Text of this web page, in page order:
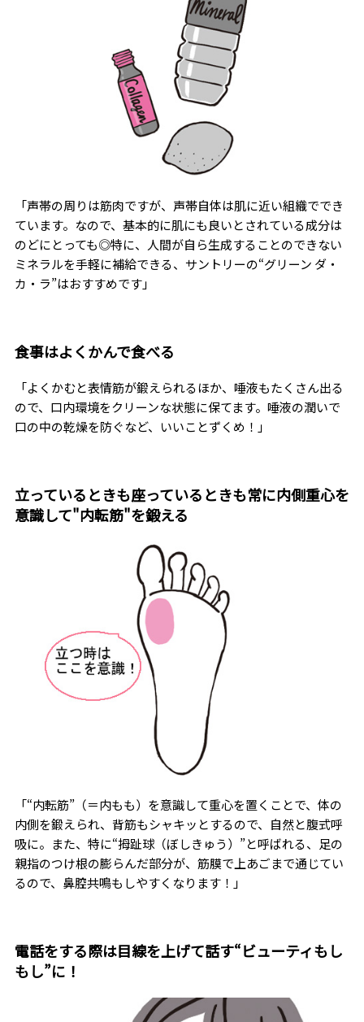
「声帯の周りは筋肉ですが、声帯自体は肌に近い組織ででき
ています。なので、基本的に肌にも良いとされている成分は
のどにとっても◎特に、人間が自ら生成することのできない
ミネラルを手軽に補給できる、サントリーの“グリーン ダ・
カ・ラ”はおすすめです」
食事はよくかんで食べる
「よくかむと表情筋が鍛えられるほか、唾液もたくさん出る
ので、口内環境をクリーンな状態に保てます。唾液の潤いで
口の中の乾燥を防ぐなど、いいことずくめ！」
立っているときも座っているときも常に内側重心を
意識して"内転筋"を鍛える
「“内転筋”（＝内もも）を意識して重心を置くことで、体の
内側を鍛えられ、背筋もシャキッとするので、自然と腹式呼
吸に。また、特に“拇趾球（ぼしきゅう）”と呼ばれる、足の
親指のつけ根の膨らんだ部分が、筋膜で上あごまで通じてい
るので、鼻腔共鳴もしやすくなります！」
電話をする際は目線を上げて話す“ビューティもし
もし”に！